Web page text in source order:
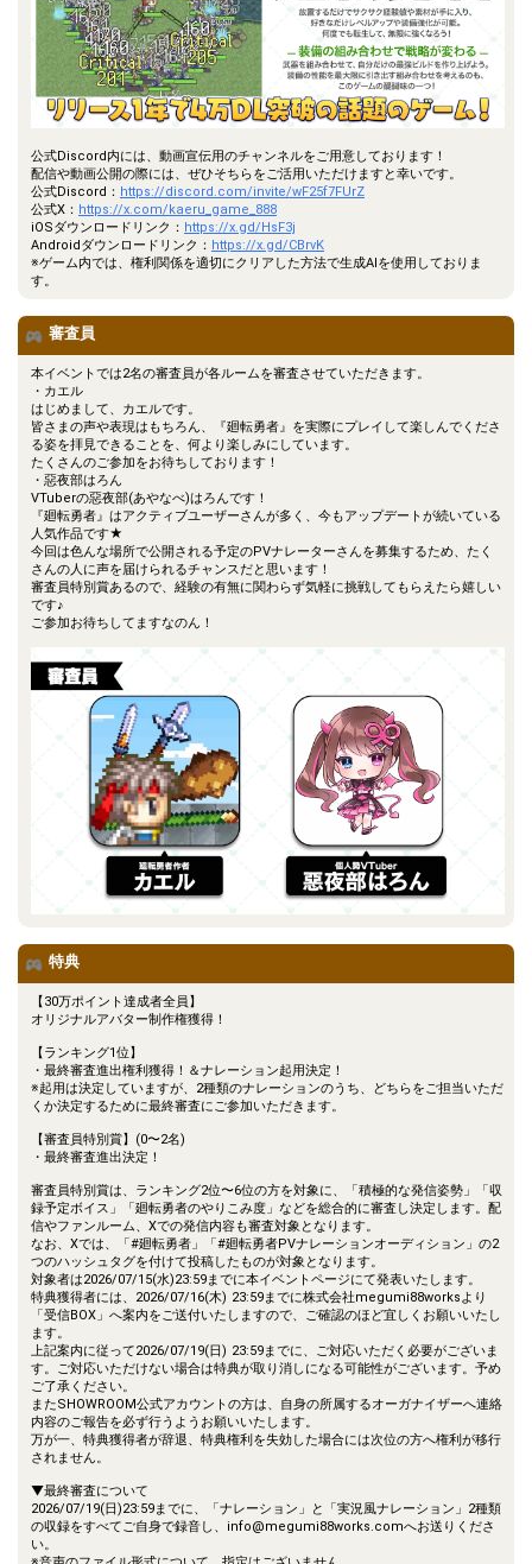
公式Discord内には、動画宣伝用のチャンネルをご用意しております！
配信や動画公開の際には、ぜひそちらをご活用いただけますと幸いです。
公式Discord： https://discord.com/invite/wF25f7FUrZ
公式X： https://x.com/kaeru_game_888
iOSダウンロードリンク： https://x.gd/HsF3j
Androidダウンロードリンク： https://x.gd/CBrvK
※ゲーム内では、権利関係を適切にクリアした方法で生成AIを使用しておりま
す。
審査員
本イベントでは2名の審査員が各ルームを審査させていただきます。
・カエル
はじめまして、カエルです。
皆さまの声や表現はもちろん、『廻転勇者』を実際にプレイして楽しんでくださ
る姿を拝見できることを、何より楽しみにしています。
たくさんのご参加をお待ちしております！
・惡夜部はろん
VTuberの惡夜部(あやなべ)はろんです！
『廻転勇者』はアクティブユーザーさんが多く、今もアップデートが続いている
人気作品です★
今回は色んな場所で公開される予定のPVナレーターさんを募集するため、たく
さんの人に声を届けられるチャンスだと思います！
審査員特別賞あるので、経験の有無に関わらず気軽に挑戦してもらえたら嬉しい
です♪
ご参加お待ちしてますなのん！
特典
【30万ポイント達成者全員】
オリジナルアバター制作権獲得！
【ランキング1位】
・最終審査進出権利獲得！＆ナレーション起用決定！
※起用は決定していますが、2種類のナレーションのうち、どちらをご担当いただ
くか決定するために最終審査にご参加いただきます。
【審査員特別賞】(0〜2名)
・最終審査進出決定！
審査員特別賞は、ランキング2位〜6位の方を対象に、「積極的な発信姿勢」「収
録予定ボイス」「廻転勇者のやりこみ度」などを総合的に審査し決定します。配
信やファンルーム、Xでの発信内容も審査対象となります。
なお、Xでは、「#廻転勇者」「#廻転勇者PVナレーションオーディション」の2
つのハッシュタグを付けて投稿したものが対象となります。
対象者は2026/07/15(水)23:59までに本イベントページにて発表いたします。
特典獲得者には、2026/07/16(木) 23:59までに株式会社megumi88worksより
「受信BOX」へ案内をご送付いたしますので、ご確認のほど宜しくお願いいたし
ます。
上記案内に従って2026/07/19(日) 23:59までに、ご対応いただく必要がございま
す。ご対応いただけない場合は特典が取り消しになる可能性がございます。予め
ご了承ください。
またSHOWROOM公式アカウントの方は、自身の所属するオーガナイザーへ連絡
内容のご報告を必ず行うようお願いいたします。
万が一、特典獲得者が辞退、特典権利を失効した場合には次位の方へ権利が移行
されません。
▼最終審査について
2026/07/19(日)23:59までに、「ナレーション」と「実況風ナレーション」2種類
の収録をすべてご自身で録音し、info@megumi88works.comへお送りくださ
い。